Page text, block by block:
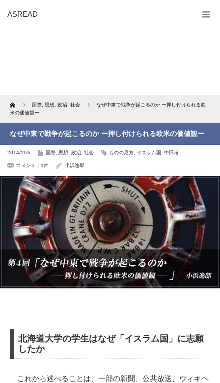
ASREAD
Home 国際 思想 政治 社会
なぜ中東で戦争が起こるのか ー押し付けられる欧
米の価値観ー
なぜ中東で戦争が起こるのか ー押し付けられる欧米の価値観ー
2014/11/6 国際 思想 政治 社会 ものの見方 イスラム国 中田考
コメント：1件 小浜逸郎
北海道大学の学生はなぜ「イスラム国」に志願
したか
これから述べることは、一部の新聞、公共放送、ウィキペ